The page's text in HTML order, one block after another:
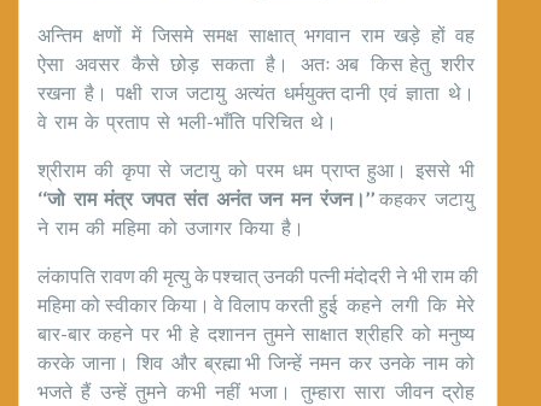
अन्तिम क्षणों में जिसमे समक्ष साक्षात् भगवान राम खड़े हों वह
ऐसा अवसर कैसे छोड़ सकता है। अतः अब किस हेतु शरीर
रखना है। पक्षी राज जटायु अत्यंत धर्मयुक्त दानी एवं ज्ञाता थे।
वे राम के प्रताप से भली-भाँति परिचित थे।
श्रीराम की कृपा से जटायु को परम धम प्राप्त हुआ। इससे भी
‘‘जो राम मंत्र जपत संत अनंत जन मन रंजन।’’ कहकर जटायु
ने राम की महिमा को उजागर किया है।
लंकापति रावण की मृत्यु के पश्चात् उनकी पत्नी मंदोदरी ने भी राम की
महिमा को स्वीकार किया। वे विलाप करती हुई कहने लगी कि मेरे
बार-बार कहने पर भी हे दशानन तुमने साक्षात श्रीहरि को मनुष्य
करके जाना। शिव और ब्रह्मा भी जिन्हें नमन कर उनके नाम को
भजते हैं उन्हें तुमने कभी नहीं भजा। तुम्हारा सारा जीवन द्रोह